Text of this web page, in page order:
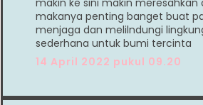
makin ke sini makin
makanya penting banget buat
menjaga dan melilndungi
sederhana untuk bumi tercinta
14 April 2022 pukul 09.20